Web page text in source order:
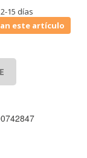
15 días
este artículo